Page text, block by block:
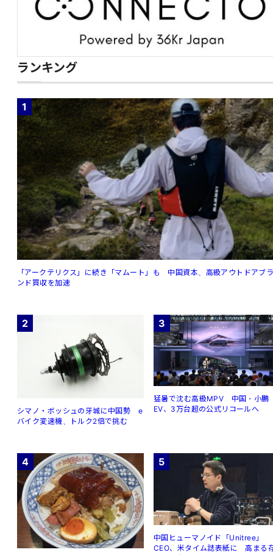
ランキング
1
「アークテリクス」に続き「マムート」も 中国資本、高級アウトドアブ
ンド買収を加速
2
シマノ・ボッシュの牙城に中国勢 e
バイク変速機、トルク2倍で挑む
3
猛暑で沈む高級MPV 中国・小鵬
EV、3万台超の公式リコールへ
4 5
中国ヒューマノイド「Unitree」
CEO、米タイム誌表紙に 高まる